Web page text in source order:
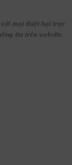
mọi thiệt hại trực
tin trên website.